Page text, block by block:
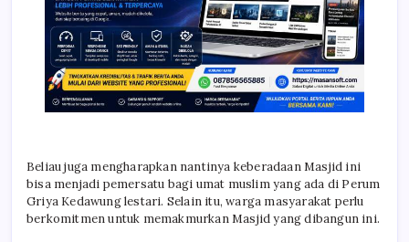
Beliau juga mengharapkan nantinya keberadaan Masjid ini
bisa menjadi pemersatu bagi umat muslim yang ada di Perum
Griya Kedawung lestari. Selain itu, warga masyarakat perlu
berkomitmen untuk memakmurkan Masjid yang dibangun ini.